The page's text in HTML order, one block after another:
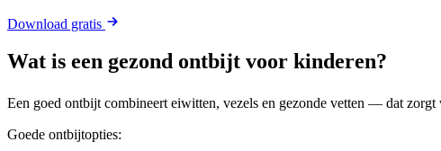
Download gratis
Wat is een gezond ontbijt voor kinderen?
Een goed ontbijt combineert eiwitten, vezels en gezonde vetten — dat
Goede ontbijtopties: